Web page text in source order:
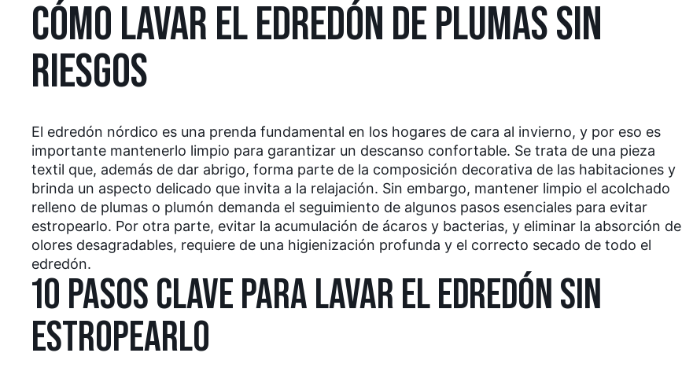
CÓMO LAVAR EL EDREDÓN DE PLUMAS SIN
RIESGOS
El edredón nórdico es una prenda fundamental en los hogares de cara al invierno, y por eso es
importante mantenerlo limpio para garantizar un descanso confortable. Se trata de una pieza
textil que, además de dar abrigo, forma parte de la composición decorativa de las habitaciones y
brinda un aspecto delicado que invita a la relajación. Sin embargo, mantener limpio el acolchado
relleno de plumas o plumón demanda el seguimiento de algunos pasos esenciales para evitar
estropearlo. Por otra parte, evitar la acumulación de ácaros y bacterias, y eliminar la absorción de
olores desagradables, requiere de una higienización profunda y el correcto secado de todo el
edredón.
10 PASOS CLAVE PARA LAVAR EL EDREDÓN SIN
ESTROPEARLO